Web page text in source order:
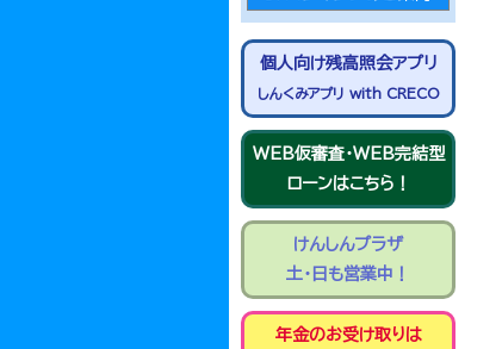
個人向け残高照会アプリ
しんくみアプリ with CRECO
WEB仮審査・WEB完結型
ローンはこちら！
けんしんプラザ
土・日も営業中！
年金のお受け取りは